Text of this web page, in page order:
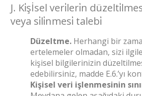
J. Ki̇şİsel veri̇leri̇n
veya si̇li̇nmesi̇ talebi̇
Düzeltme. Herhangi bir
ertelemeler olmadan, sizi
kişisel bilgilerinizin
edebilirsiniz, madde E.6.’yı
Kişisel veri işlenmesinin